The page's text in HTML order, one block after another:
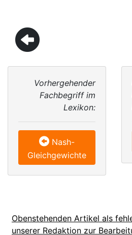
Vorhergehender
Fachbegriff im
Lexikon:
Nash-
Gleichgewichte
Obenstehenden Artikel als
unserer Redaktion zur